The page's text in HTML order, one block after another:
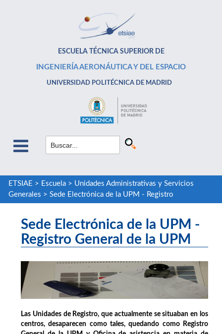
ESCUELA TÉCNICA SUPERIOR DE
INGENIERÍA AERONÁUTICA Y DEL ESPACIO
UNIVERSIDAD POLITÉCNICA DE MADRID
ETSIAE > Escuela> Unidades Administrativas y Servicios
Generales > Sede Electrónica de la UPM - Registro
Sede Electrónica de la UPM -
Registro General de la UPM
Las Unidades de Registro, que actualmente se situaban en los
centros, desaparecen como tales, quedando como Registro